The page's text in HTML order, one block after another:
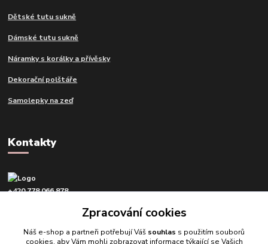
Dětské tutu sukně
Dámské tutu sukně
Náramky s korálky a přívěsky
Dekorační polštáře
Samolepky na zeď
Kontakty
+420 778 066 878
Zpracování cookies
Náš e-shop a partneři potřebují Váš souhlas s použitím souborů
cookies, aby Vám mohli zobrazovat informace týkající se Vašich